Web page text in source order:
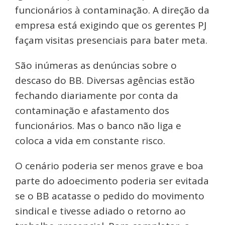
funcionários à contaminação. A direção da
empresa está exigindo que os gerentes PJ
façam visitas presenciais para bater meta.
São inúmeras as denúncias sobre o
descaso do BB. Diversas agências estão
fechando diariamente por conta da
contaminação e afastamento dos
funcionários. Mas o banco não liga e
coloca a vida em constante risco.
O cenário poderia ser menos grave e boa
parte do adoecimento poderia ser evitada
se o BB acatasse o pedido do movimento
sindical e tivesse adiado o retorno ao